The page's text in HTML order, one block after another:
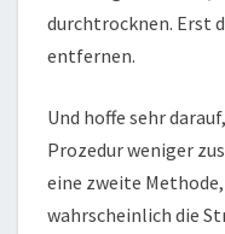
durchtrocknen. Erst
entfernen.
Und hoffe sehr
Prozedur weniger
eine zweite
wahrscheinlich die